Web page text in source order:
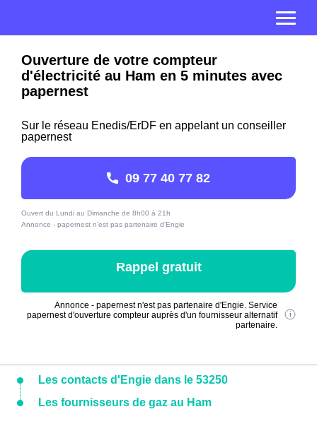
Ouverture de votre compteur
d'électricité au Ham en 5 minutes avec
papernest
Sur le réseau Enedis/ErDF en appelant un conseiller
papernest
09 77 40 77 82
Ouvert du Lundi au Dimanche de 8h00 à 21h
Annonce - papernest n'est pas partenaire d'Engie
Rappel gratuit
Annonce - papernest n'est pas partenaire d'Engie. Service
papernest d'ouverture compteur auprès d'un fournisseur alternatif
partenaire.
Les contacts d'Engie dans le 53250
Les fournisseurs de gaz au Ham